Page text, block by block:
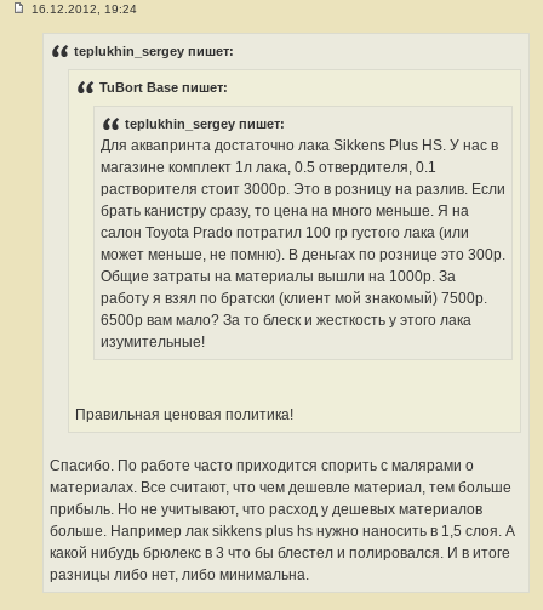
16.12.2012, 19:24
teplukhin_sergey пишет:
TuBort Base пишет:
teplukhin_sergey пишет:
Для аквапринта достаточно лака Sikkens Plus HS. У нас в
магазине комплект 1л лака, 0.5 отвердителя, 0.1
растворителя стоит 3000р. Это в розницу на разлив. Если
брать канистру сразу, то цена на много меньше. Я на
салон Toyota Prado потратил 100 гр густого лака (или
может меньше, не помню). В деньгах по рознице это 300р.
Общие затраты на материалы вышли на 1000р. За
работу я взял по братски (клиент мой знакомый) 7500р.
6500р вам мало? За то блеск и жесткость у этого лака
изумительные!
Правильная ценовая политика!
Спасибо. По работе часто приходится спорить с малярами о
материалах. Все считают, что чем дешевле материал, тем больше
прибыль. Но не учитывают, что расход у дешевых материалов
больше. Например лак sikkens plus hs нужно наносить в 1,5 слоя. А
какой нибудь брюлекс в 3 что бы блестел и полировался. И в итоге
разницы либо нет, либо минимальна.